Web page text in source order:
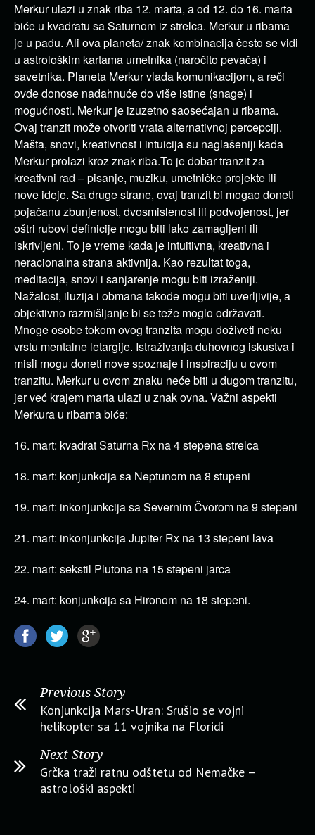
Merkur ulazi u znak riba 12. marta, a od 12. do 16. marta
biće u kvadratu sa Saturnom iz strelca. Merkur u ribama
je u padu. Ali ova planeta/ znak kombinacija često se vidi
u astrološkim kartama umetnika (naročito pevača) i
savetnika. Planeta Merkur vlada komunikacijom, a reči
ovde donose nadahnuće do više istine (snage) i
mogućnosti. Merkur je izuzetno saosećajan u ribama.
Ovaj tranzit može otvoriti vrata alternativnoj percepciji.
Mašta, snovi, kreativnost i intuicija su naglašeniji kada
Merkur prolazi kroz znak riba.To je dobar tranzit za
kreativni rad – pisanje, muziku, umetničke projekte ili
nove ideje. Sa druge strane, ovaj tranzit bi mogao doneti
pojačanu zbunjenost, dvosmislenost ili podvojenost, jer
oštri rubovi definicije mogu biti lako zamagljeni ili
iskrivljeni. To je vreme kada je intuitivna, kreativna i
neracionalna strana aktivnija. Kao rezultat toga,
meditacija, snovi i sanjarenje mogu biti izraženiji.
Nažalost, iluzija i obmana takođe mogu biti uverljivije, a
objektivno razmišljanje bi se teže moglo održavati.
Mnoge osobe tokom ovog tranzita mogu doživeti neku
vrstu mentalne letargije. Istraživanja duhovnog iskustva i
misli mogu doneti nove spoznaje i inspiraciju u ovom
tranzitu. Merkur u ovom znaku neće biti u dugom tranzitu,
jer već krajem marta ulazi u znak ovna. Važni aspekti
Merkura u ribama biće:
16. mart: kvadrat Saturna Rx na 4 stepena strelca
18. mart: konjunkcija sa Neptunom na 8 stupeni
19. mart: inkonjunkcija sa Severnim Čvorom na 9 stepeni
21. mart: inkonjunkcija Jupiter Rx na 13 stepeni lava
22. mart: sekstil Plutona na 15 stepeni jarca
24. mart: konjunkcija sa Hironom na 18 stepeni.
Previous Story
Konjunkcija Mars-Uran: Srušio se vojni
helikopter sa 11 vojnika na Floridi
Next Story
Grčka traži ratnu odštetu od Nemačke –
astrološki aspekti